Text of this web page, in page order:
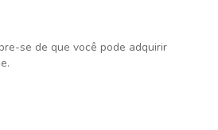
se de que você pode adquirir